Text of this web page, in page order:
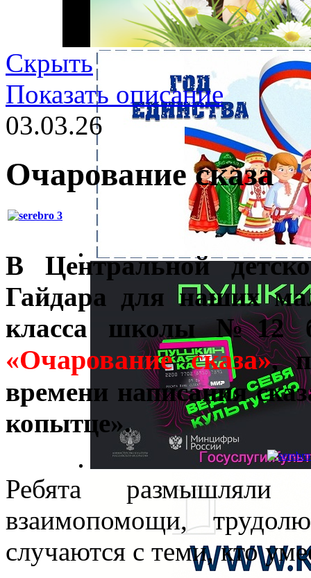
Скрыть
Показать описание
03.03.26
Очарование сказа
В Центральной
Гайдара для наших
класса школы №12
«Очарование сказа»,
времени написания
копытце».
Ребята размышляли
взаимопомощи,
случаются с теми, кто